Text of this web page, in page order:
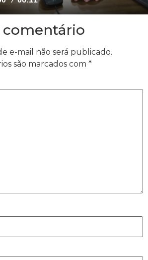
e-mail não será publicado.
são marcados com *